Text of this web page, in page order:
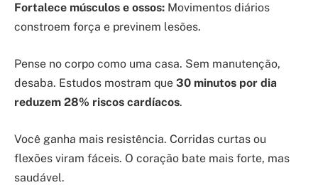
Fortalece músculos e ossos: Movimentos diários
constroem força e previnem lesões.
Pense no corpo como uma casa. Sem manutenção,
desaba. Estudos mostram que 30 minutos por dia
reduzem 28% riscos cardíacos.
Você ganha mais resistência. Corridas curtas ou
flexões viram fáceis. O coração bate mais forte, mas
saudável.